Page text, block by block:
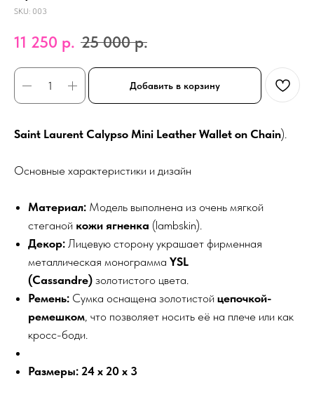
SKU: 003
11 250 р. 25 000 р.
Добавить в корзину
Saint Laurent Calypso Mini Leather Wallet on Chain).
Основные характеристики и дизайн
Материал: Модель выполнена из очень мягкой
стеганой кожи ягненка (lambskin).
Декор: Лицевую сторону украшает фирменная
металлическая монограмма YSL
(Cassandre) золотистого цвета.
Ремень: Сумка оснащена золотистой цепочкой-
ремешком , что позволяет носить её на плече или как
кросс-боди.
Размеры: 24 x 20 x 3